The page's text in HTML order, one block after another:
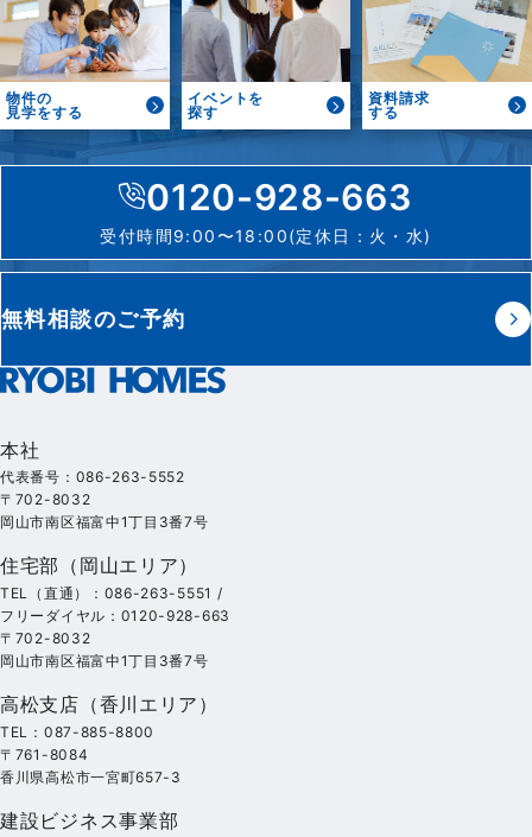
物件の
見学をする
イベントを
探す
資料請求
する
0120-928-663
受付時間9:00〜18:00(定休日：火・水)
無料相談のご予約
本社
代表番号：086-263-5552
〒702-8032
岡山市南区福富中1丁目3番7号
住宅部（岡山エリア）
TEL（直通）：086-263-5551 /
フリーダイヤル：0120-928-663
〒702-8032
岡山市南区福富中1丁目3番7号
高松支店（香川エリア）
TEL：087-885-8800
〒761-8084
香川県高松市一宮町657-3
建設ビジネス事業部